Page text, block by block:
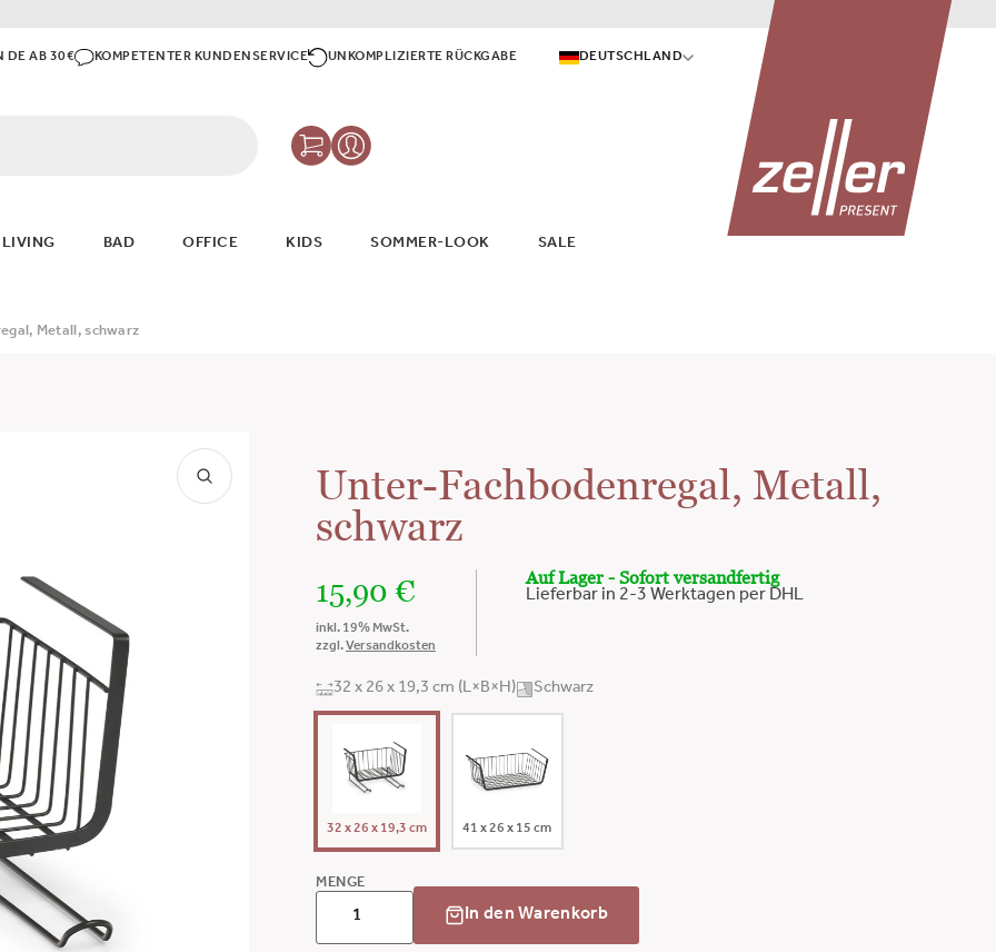
DE AB 30€ KOMPETENTER KUNDENSERVICE UNKOMPLIZIERTE RÜCKGABE DEUTSCHLAND
BAD OFFICE KIDS SOMMER-LOOK SALE
Metall, schwarz
Unter-Fachbodenregal, Metall,
schwarz
15,90 €
inkl. 19% MwSt.
zzgl. Versandkosten
Auf Lager - Sofort versandfertig
Lieferbar in 2-3 Werktagen per DHL
32 x 26 x 19,3 cm (L×B×H) Schwarz
32 x 26 x 19,3 cm 41 x 26 x 15 cm
MENGE
In den Warenkorb